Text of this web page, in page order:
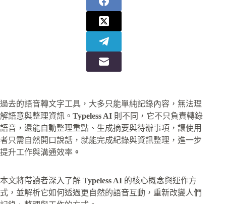
過去的語音轉文字工具，大多只能單純記錄內容，無法理
解語意與整理資訊。 Typeless AI 則不同，它不只負責轉錄
語音，還能自動整理重點、生成摘要與待辦事項，讓使用
者只需自然開口說話，就能完成紀錄與資訊整理，進一步
提升工作與溝通效率 。
本文將帶讀者深入了解 Typeless AI 的核心概念與運作方
式，並解析它如何透過更自然的語音互動，重新改變人們